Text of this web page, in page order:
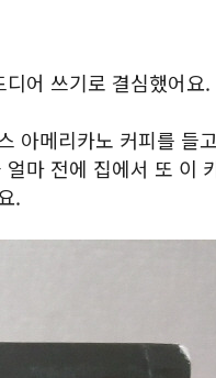
어 쓰기로 결심했어요.
아메리카노 커피를 들
마 전에 집에서 또 이
.